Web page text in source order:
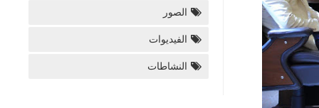
الصور
الفيديوات
النشاطات